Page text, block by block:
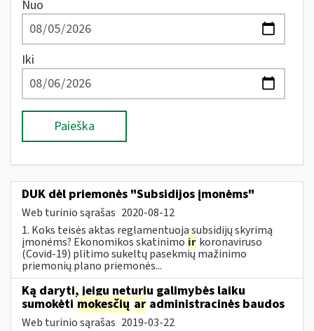
Nuo
Iki
Paieška
DUK dėl priemonės "Subsidijos įmonėms"
Web turinio sąrašas 2020-08-12
1. Koks teisės aktas reglamentuoja subsidijų skyrimą
įmonėms? Ekonomikos skatinimo ir koronaviruso
(Covid-19) plitimo sukeltų pasekmių mažinimo
priemonių plano priemonės...
Ką daryti, jeigu neturiu galimybės laiku
sumokėti mokesčių ar administracinės baudos
Web turinio sąrašas 2019-03-22